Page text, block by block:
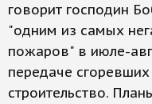
говорит господин
"одним из самых
пожаров" в июле-
передаче
строительство.